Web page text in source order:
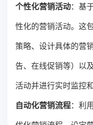
个性化营销活动：基
性化的营销活动。这
策略、设计具体的营
告、在线促销等）以
活动并进行实时监控
自动化营销流程：利